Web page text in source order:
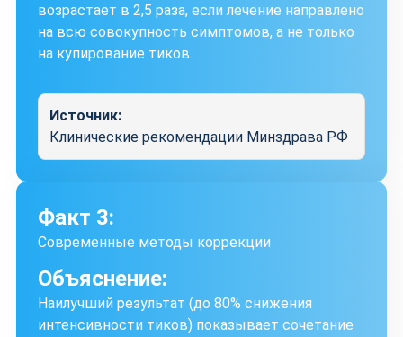
возрастает в 2,5 раза, если лечение направлено
на всю совокупность симптомов, а не только
на купирование тиков.
Источник:
Клинические рекомендации Минздрава РФ
Факт 3:
Современные методы коррекции
Объяснение:
Наилучший результат (до 80% снижения
интенсивности тиков) показывает сочетание